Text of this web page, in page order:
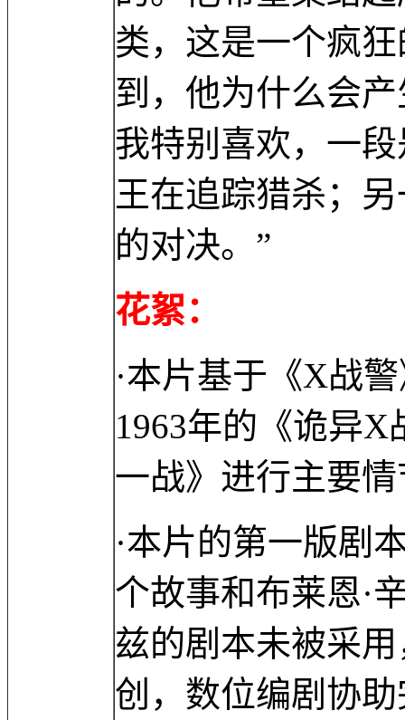
类，这是一个疯
到，他为什么会
我特别喜欢，一
王在追踪猎杀；
的对决。”
花絮：
·本片基于《X战
1963年的《诡异
一战》进行主要
·本片的第一版剧
个故事和布莱恩·
兹的剧本未被采
创，数位编剧协